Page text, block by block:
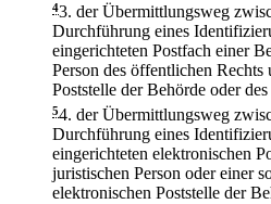
43. der Übermittlungsweg
Durchführung eines
eingerichteten Postfach einer
Person des öffentlichen Rechts
Poststelle der Behörde oder
54. der Übermittlungsweg
Durchführung eines
eingerichteten elektronischen
juristischen Person oder einer
elektronischen Poststelle der